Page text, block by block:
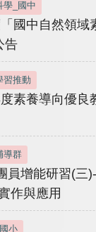
學_國中
國中自然領域
告
習推動
素養導向優良
導群
員增能研習(三
作與應用
小